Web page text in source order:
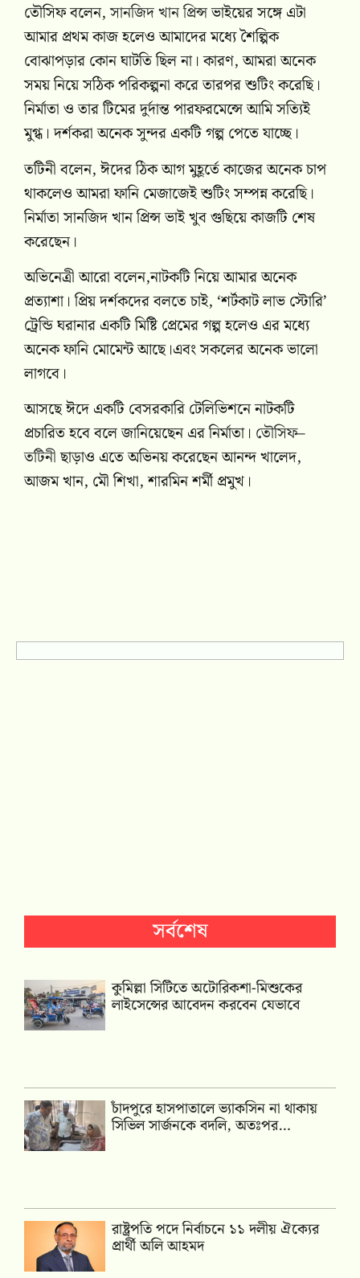
তৌসিফ বলেন,সানজিদ খান প্রিন্সভাইয়ের সঙ্গে এটা
আমার প্রথম কাজ হলেও আমাদের মধ্যে শৈল্পিক
বোঝাপড়ার কোন ঘাটতি ছিল না। কারণ, আমরা অনেক
সময় নিয়ে সঠিক পরিকল্পনা করে তারপর শুটিং করেছি।
নির্মাতা ও তার টিমের দুর্দান্ত পারফরমেন্সে আমি সত্যিই
মুগ্ধ। দর্শকরা অনেক সুন্দর একটি গল্প পেতে যাচ্ছে।
তটিনী বলেন, ঈদের ঠিক আগ মুহূর্তে কাজের অনেক চাপ
থাকলেও আমরা ফানি মেজাজেই শুটিং সম্পন্ন করেছি।
নির্মাতা সানজিদ খান প্রিন্স ভাই খুব গুছিয়ে কাজটি শেষ
করেছেন।
অভিনেত্রী আরো বলেন,নাটকটি নিয়ে আমার অনেক
প্রত্যাশা। প্রিয় দর্শকদের বলতে চাই, ‘শর্টকাট লাভ স্টোরি’
ট্রেন্ডি ঘরানার একটি মিষ্টি প্রেমের গল্প হলেও এর মধ্যে
অনেক ফানি মোমেন্ট আছে।এবং সকলের অনেক ভালো
লাগবে।
আসছে ঈদে একটি বেসরকারি টেলিভিশনে নাটকটি
প্রচারিত হবে বলে জানিয়েছেন এর নির্মাতা। তৌসিফ–
তটিনীছাড়াও এতে অভিনয় করেছেন আনন্দ খালেদ,
আজম খান, মৌ শিখা, শারমিন শর্মী প্রমুখ।
সর্বশেষ
কুমিল্লা সিটিতে অটোরিকশা-মিশুকের
লাইসেন্সের আবেদন করবেন যেভাবে
চাঁদপুরে হাসপাতালে ভ্যাকসিন না থাকায়
সিভিল সার্জনকে বদলি, অতঃপর…
রাষ্ট্রপতি পদে নির্বাচনে ১১ দলীয় ঐক্যের
প্রার্থী অলি আহমদ